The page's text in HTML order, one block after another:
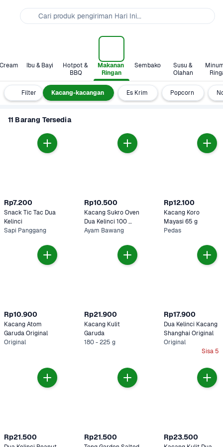
Ibu & Bayi
Hotpot &
BBQ
Makanan
Ringan
Sembako
Susu &
Olahan
Filter
Sehat Kacang-kacangan Es Krim Popcorn
11 Barang Tersedia
Rp7.200
Snack Tic Tac Dua
Kelinci
Sapi Panggang
Rp10.500
Kacang Sukro Oven
Dua Kelinci 100
-120 g
Ayam Bawang
Rp12.100
Kacang Koro
Mayasi 65 g
Pedas
Rp10.900
Kacang Atom
Garuda Original
Original
Rp21.900
Kacang Kulit
Garuda
180 - 225 g
Rp17.900
Dua Kelinci Kacang
Shanghai Original
Original
Sisa 5
Rp21.500 Rp21.500 Rp23.500
Cari produk pengiriman Hari Ini...